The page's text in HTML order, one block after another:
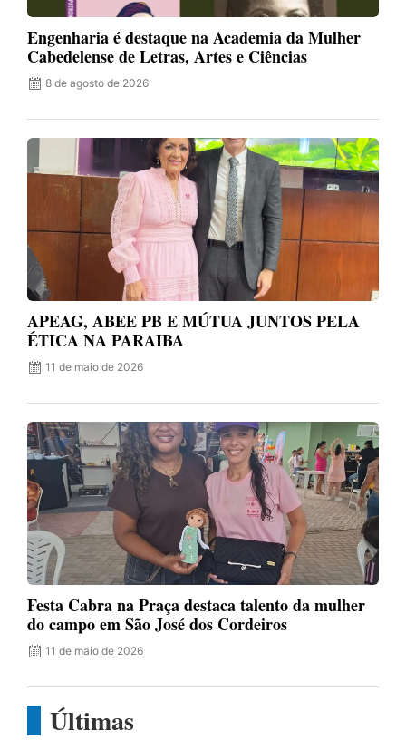
Engenharia é destaque na Academia da Mulher
Cabedelense de Letras, Artes e Ciências
8 de agosto de 2026
APEAG, ABEE PB E MÚTUA JUNTOS PELA
ÉTICA NA PARAIBA
11 de maio de 2026
Festa Cabra na Praça destaca talento da mulher
do campo em São José dos Cordeiros
11 de maio de 2026
Últimas